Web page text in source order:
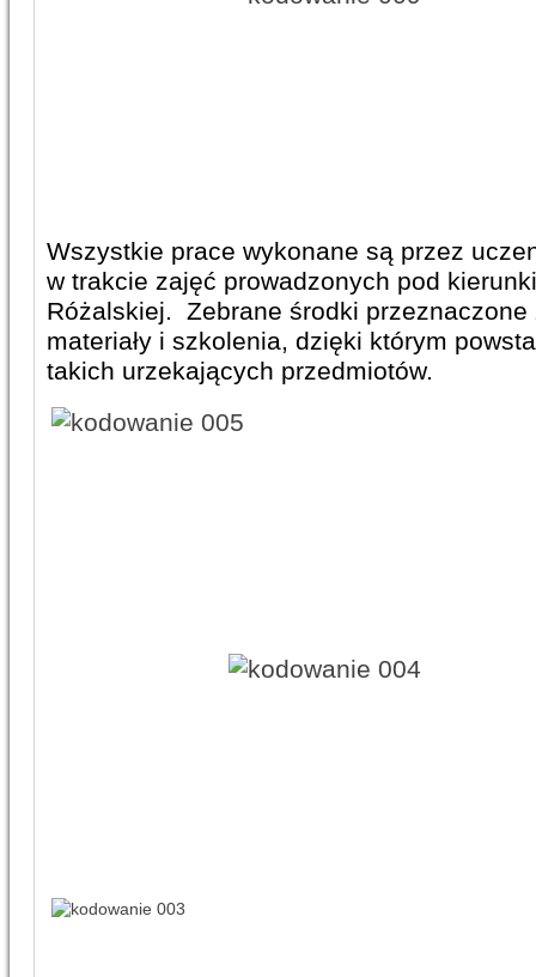
Wszystkie prace wykonane są przez
w trakcie zajęć prowadzonych pod
Różalskiej. Zebrane środki przeznaczone
materiały i szkolenia, dzięki którym
takich urzekających przedmiotów.